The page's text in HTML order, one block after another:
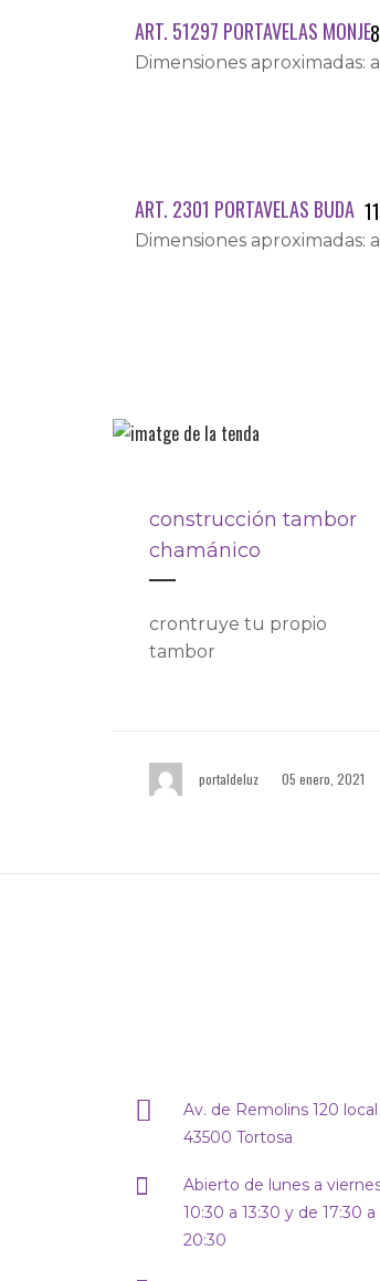
ART. 51297 PORTAVELAS MONJE
Dimensiones aproximadas:
ART. 2301 PORTAVELAS BUDA
Dimensiones aproximadas:
construcción tambor
chamánico
crontruye tu propio
tambor
portaldeluz 05 enero, 2021
Av. de Remolins 120 local
43500 Tortosa
Abierto de lunes a
10:30 a 13:30 y de 17:30 a
20:30